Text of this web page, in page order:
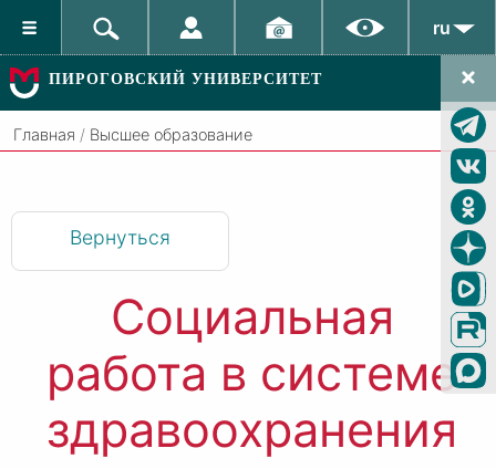
ru
ПИРОГОВСКИЙ УНИВЕРСИТЕТ
Главная / Высшее образование
Вернуться
Социальная
работа в системе
здравоохранения